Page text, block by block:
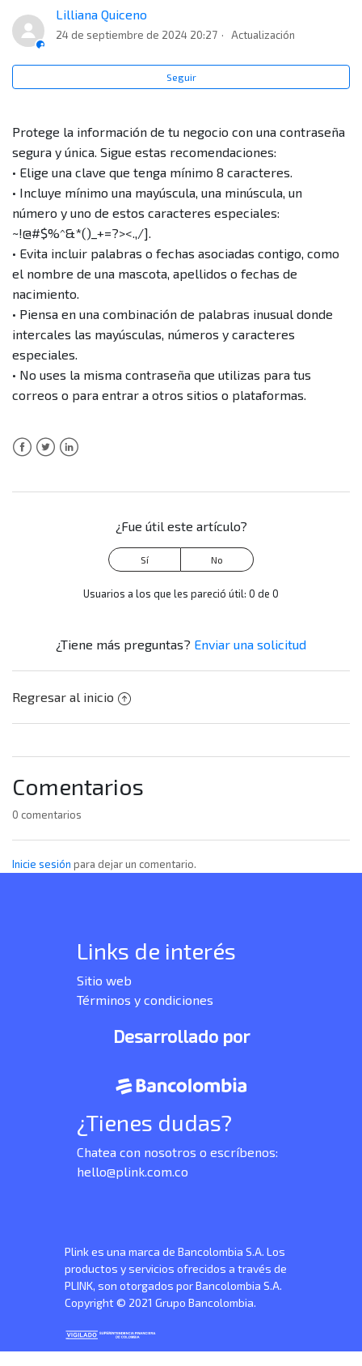
¿Por qué cuando estoy intentando ingresar a la
plataforma me sale un error que dice "El email no ha
sido verificado"?
¿Si tengo contratado Wompi puedo ver información en
¿Cómo puedo cambiar mi contraseña?
¿Por qué ya no puedo ingresar a Plink si ya tenía un
registro en la plataforma?
Lilliana Quiceno
24 de septiembre de 2024 20:27 Actualización
Seguir
Protege la información de tu negocio con una contraseña
segura y única. Sigue estas recomendaciones:
• Elige una clave que tenga mínimo 8 caracteres.
• Incluye mínimo una mayúscula, una minúscula, un
número y uno de estos caracteres especiales:
~!@#$%^&*()_+=?><.,/].
• Evita incluir palabras o fechas asociadas contigo, como
el nombre de una mascota, apellidos o fechas de
nacimiento.
• Piensa en una combinación de palabras inusual donde
intercales las mayúsculas, números y caracteres
especiales.
• No uses la misma contraseña que utilizas para tus
correos o para entrar a otros sitios o plataformas.
¿Fue útil este artículo?
Usuarios a los que les pareció útil: 0 de 0
¿Tiene más preguntas? Enviar una solicitud
Regresar al inicio
Comentarios
0 comentarios
Inicie sesión para dejar un comentario.
Links de interés
Sitio web
Términos y condiciones
Desarrollado por
¿Tienes dudas?
Chatea con nosotros o escríbenos:
hello@plink.com.co
Plink es una marca de Bancolombia S.A. Los
productos y servicios ofrecidos a través de
PLINK, son otorgados por Bancolombia S.A.
Copyright © 2021 Grupo Bancolombia.